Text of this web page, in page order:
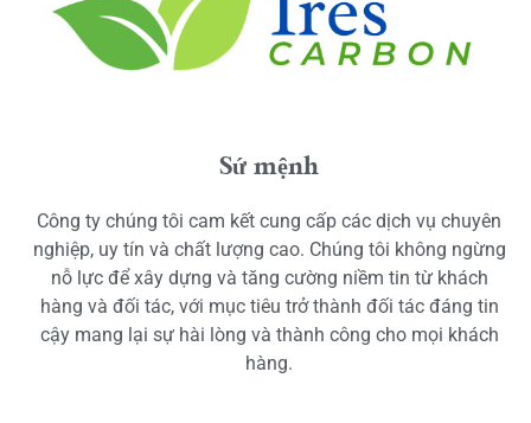
Sứ mệnh
Công ty chúng tôi cam kết cung cấp các dịch vụ chuyên
nghiệp, uy tín và chất lượng cao. Chúng tôi không ngừng
nỗ lực để xây dựng và tăng cường niềm tin từ khách
hàng và đối tác, với mục tiêu trở thành đối tác đáng tin
cậy mang lại sự hài lòng và thành công cho mọi khách
hàng.